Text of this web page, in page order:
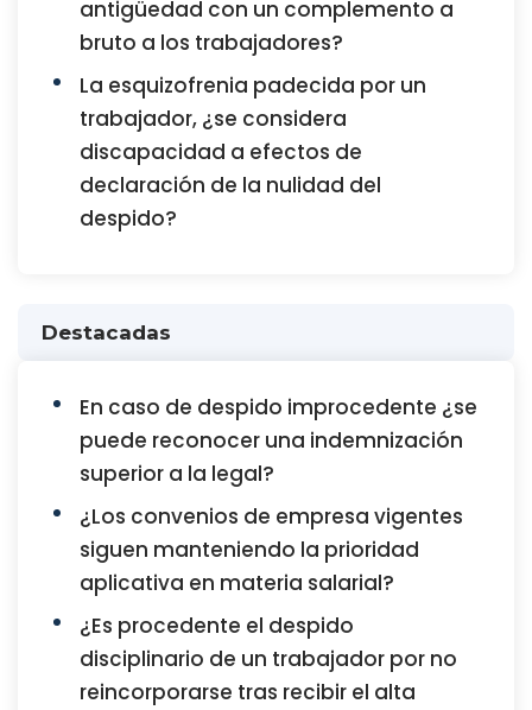
antigüedad con un complemento a
bruto a los trabajadores?
La esquizofrenia padecida por un
trabajador, ¿se considera
discapacidad a efectos de
declaración de la nulidad del
despido?
Destacadas
En caso de despido improcedente ¿se
puede reconocer una indemnización
superior a la legal?
¿Los convenios de empresa vigentes
siguen manteniendo la prioridad
aplicativa en materia salarial?
¿Es procedente el despido
disciplinario de un trabajador por no
reincorporarse tras recibir el alta